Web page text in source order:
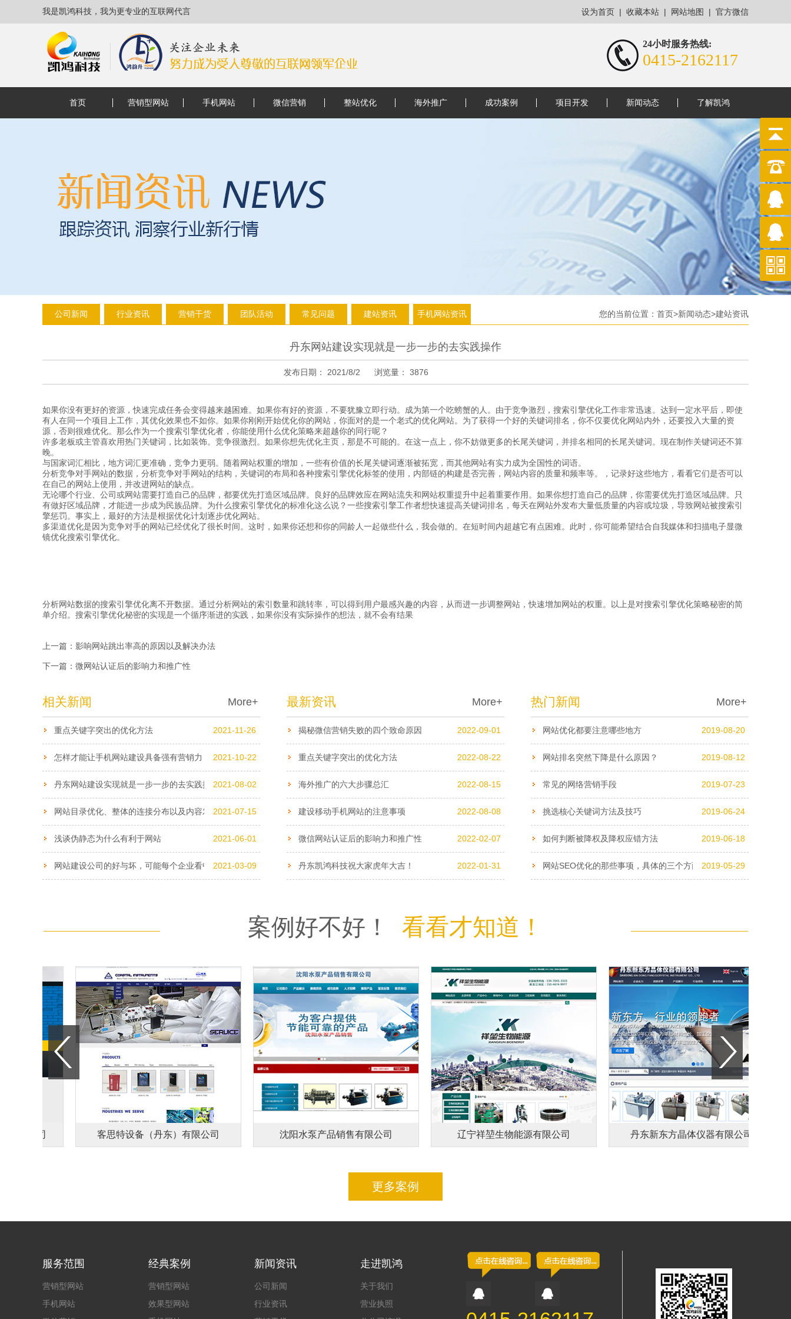
我是凯鸿科技，我为更专业的互联网代言 设为首页 | 收藏本站 | 网站地图 | 官方微信
24小时服务热线:
0415-2162117
首页 营销型网站 手机网站 微信营销 整站优化 海外推广 成功案例 项目开发 新闻动态 了解凯鸿
公司新闻 行业资讯 营销干货 团队活动 常见问题 建站资讯 手机网站资讯 您的当前位置： 首页>新闻动态>建站资讯
丹东网站建设实现就是一步一步的去实践操作
发布日期： 2021/8/2 浏览量： 3876
如果你没有更好的资源，快速完成任务会变得越来越困难。如果你有好的资源，不要犹豫立即行动。成为第一个吃螃蟹的人。由于竞争激烈，搜索引擎优化工作非常迅速。达到一定水平后，即使
有人在同一个项目上工作，其优化效果也不如你。如果你刚刚开始优化你的网站，你面对的是一个老式的优化网站。为了获得一个好的关键词排名，你不仅要优化网站内外，还要投入大量的资
源，否则很难优化。那么作为一个搜索引擎优化者，你能使用什么优化策略来超越你的同行呢？
许多老板或主管喜欢用热门关键词，比如装饰。竞争很激烈。如果你想先优化主页，那是不可能的。在这一点上，你不妨做更多的长尾关键词，并排名相同的长尾关键词。现在制作关键词还不算
晚。
与国家词汇相比，地方词汇更准确，竞争力更弱。随着网站权重的增加，一些有价值的长尾关键词逐渐被拓宽，而其他网站有实力成为全国性的词语。
分析竞争对手网站的数据，分析竞争对手网站的结构，关键词的布局和各种搜索引擎优化标签的使用，内部链的构建是否完善，网站内容的质量和频率等。，记录好这些地方，看看它们是否可以
在自己的网站上使用，并改进网站的缺点。
无论哪个行业、公司或网站需要打造自己的品牌，都要优先打造区域品牌。良好的品牌效应在网站流失和网站权重提升中起着重要作用。如果你想打造自己的品牌，你需要优先打造区域品牌。只
有做好区域品牌，才能进一步成为民族品牌。为什么搜索引擎优化的标准化这么说？一些搜索引擎工作者想快速提高关键词排名，每天在网站外发布大量低质量的内容或垃圾，导致网站被搜索引
擎惩罚。事实上，最好的方法是根据优化计划逐步优化网站。
多渠道优化是因为竞争对手的网站已经优化了很长时间。这时，如果你还想和你的同龄人一起做些什么，我会做的。在短时间内超越它有点困难。此时，你可能希望结合自我媒体和扫描电子显微
镜优化搜索引擎优化。
分析网站数据的搜索引擎优化离不开数据。通过分析网站的索引数量和跳转率，可以得到用户最感兴趣的内容，从而进一步调整网站，快速增加网站的权重。以上是对搜索引擎优化策略秘密的简
单介绍。搜索引擎优化秘密的实现是一个循序渐进的实践，如果你没有实际操作的想法，就不会有结果
上一篇： 影响网站跳出率高的原因以及解决办法
下一篇： 微网站认证后的影响力和推广性
相关新闻 More+
重点关键字突出的优化方法 2021-11-26
怎样才能让手机网站建设具备强有营销力 2021-10-22
丹东网站建设实现就是一步一步的去实践操作2021-08-02
网站目录优化、​整体的连接分布以及内容发布​2021-07-15
浅谈伪静态为什么有利于网站 2021-06-01
网站建设公司的好与坏，可能每个企业看中的条件不一样
2021-03-09
最新资讯 More+
揭秘微信营销失败的四个致命原因 2022-09-01
重点关键字突出的优化方法 2022-08-22
海外推广的六大步骤总汇 2022-08-15
建设移动手机网站的注意事项 2022-08-08
微信网站认证后的影响力和推广性 2022-02-07
丹东凯鸿科技祝大家虎年大吉！ 2022-01-31
热门新闻 More+
网站优化都要注意哪些地方 2019-08-20
网站排名突然下降是什么原因？ 2019-08-12
常见的网络营销手段 2019-07-23
挑选核心关键词方法及技巧 2019-06-24
如何判断被降权及降权应错方法 2019-06-18
网站SEO优化的那些事项，具体的三个方面，你了解吗？
2019-05-29
案例好不好！ 看看才知道！
客思特设备（丹东）有限公司 沈阳水泵产品销售有限公司 辽宁祥堃生物能源有限公司 丹东新东方晶体仪器有限公司
更多案例
服务范围
营销型网站
手机网站
经典案例
营销型网站
效果型网站
新闻资讯
公司新闻
行业资讯
走进凯鸿
关于我们
营业执照